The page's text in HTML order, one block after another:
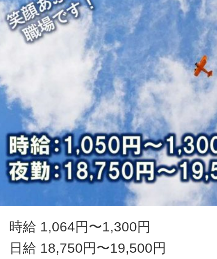
時給 1,064円〜1,300円
日給 18,750円〜19,500円